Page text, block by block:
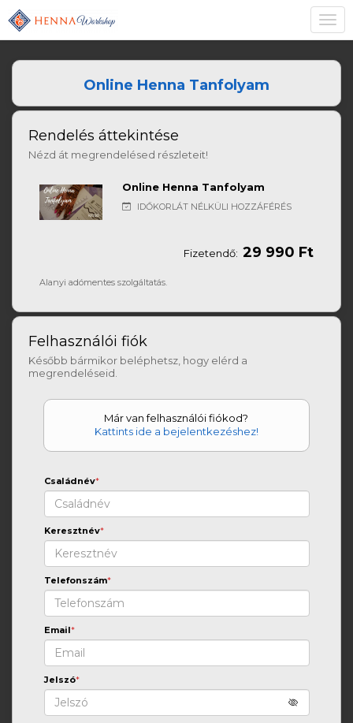
Online Henna Tanfolyam
Rendelés áttekintése
Nézd át megrendelésed részleteit!
Online Henna Tanfolyam
IDŐKORLÁT NÉLKÜLI HOZZÁFÉRÉS
Fizetendő: 29 990 Ft
Alanyi adómentes szolgáltatás.
Felhasználói fiók
Később bármikor beléphetsz, hogy elérd a
megrendeléseid.
Már van felhasználói fiókod?
Kattints ide a bejelentkezéshez!
Családnév*
Keresztnév*
Telefonszám*
Email*
Jelszó*